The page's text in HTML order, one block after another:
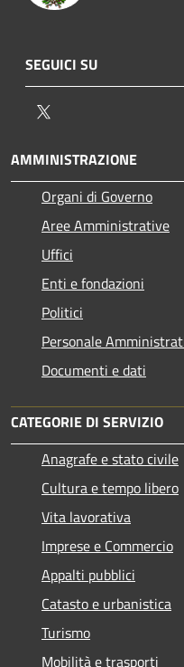
SEGUICI SU
AMMINISTRAZIONE
Organi di Governo
Aree Amministrative
Uffici
Enti e fondazioni
Politici
Personale
Documenti e dati
CATEGORIE DI SERVIZIO
Anagrafe e stato civile
Cultura e tempo libero
Vita lavorativa
Imprese e Commercio
Appalti pubblici
Catasto e urbanistica
Turismo
Mobilità e trasporti